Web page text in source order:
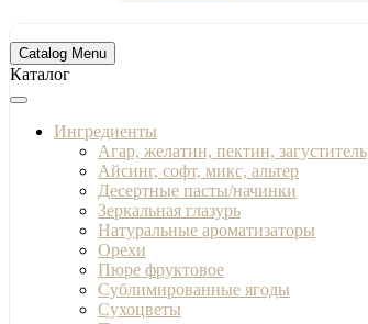
Catalog Menu
Каталог
Ингредиенты
Агар, желатин, пектин,
Айсинг, софт, микс, альтер
Десертные пасты/начинки
Зеркальная глазурь
Натуральные ароматизаторы
Орехи
Пюре фруктовое
Сублимированные ягоды
Сухоцветы